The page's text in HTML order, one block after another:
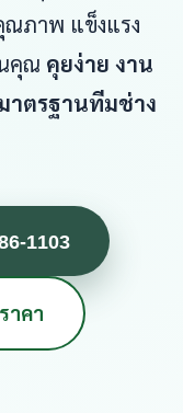
ณภาพ แข็งแรง
คุณ คุยง่าย งาน
าตรฐานทีมช่าง
1103
าคา